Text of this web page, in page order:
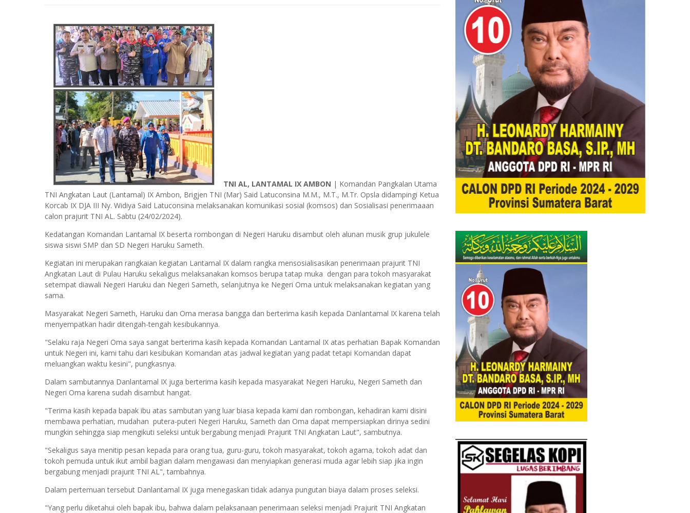
TNI AL, LANTAMAL IX AMBON | Komandan Pangkalan Utama
TNI Angkatan Laut (Lantamal) IX Ambon, Brigjen TNI (Mar) Said Latuconsina M.M., M.T., M.Tr. Opsla didampingi Ketua
Korcab IX DJA III Ny. Widiya Said Latuconsina melaksanakan komunikasi sosial (komsos) dan Sosialisasi penerimaaan
calon prajurit TNI AL. Sabtu (24/02/2024).
Kedatangan Komandan Lantamal IX beserta rombongan di Negeri Haruku disambut oleh alunan musik grup jukulele
siswa siswi SMP dan SD Negeri Haruku Sameth.
Kegiatan ini merupakan rangkaian kegiatan Lantamal IX dalam rangka mensosialisasikan penerimaan prajurit TNI
Angkatan Laut di Pulau Haruku sekaligus melaksanakan komsos berupa tatap muka dengan para tokoh masyarakat
setempat diawali Negeri Haruku dan Negeri Sameth, selanjutnya ke Negeri Oma untuk melaksanakan kegiatan yang
sama.
Masyarakat Negeri Sameth, Haruku dan Oma merasa bangga dan berterima kasih kepada Danlantamal IX karena telah
menyempatkan hadir ditengah-tengah kesibukannya.
"Selaku raja Negeri Oma saya sangat berterima kasih kepada Komandan Lantamal IX atas perhatian Bapak Komandan
untuk Negeri ini, kami tahu dari kesibukan Komandan atas jadwal kegiatan yang padat tetapi Komandan dapat
meluangkan waktu kesini", pungkasnya.
Dalam sambutannya Danlantamal IX juga berterima kasih kepada masyarakat Negeri Haruku, Negeri Sameth dan
Negeri Oma karena sudah disambut hangat.
"Terima kasih kepada bapak ibu atas sambutan yang luar biasa kepada kami dan rombongan, kehadiran kami disini
membawa perhatian, mudahan putera-puteri Negeri Haruku, Sameth dan Oma dapat mempersiapkan dirinya sedini
mungkin sehingga siap mengikuti seleksi untuk bergabung menjadi Prajurit TNI Angkatan Laut", sambutnya.
"Sekaligus saya menitip pesan kepada para orang tua, guru-guru, tokoh masyarakat, tokoh agama, tokoh adat dan
tokoh pemuda untuk ikut ambil bagian dalam mengawasi dan menyiapkan generasi muda agar lebih siap jika ingin
bergabung menjadi prajurit TNI AL", tambahnya.
Dalam pertemuan tersebut Danlantamal IX juga menegaskan tidak adanya pungutan biaya dalam proses seleksi.
"Yang perlu diketahui oleh bapak ibu, bahwa dalam pelaksanaan penerimaan seleksi menjadi Prajurit TNI Angkatan